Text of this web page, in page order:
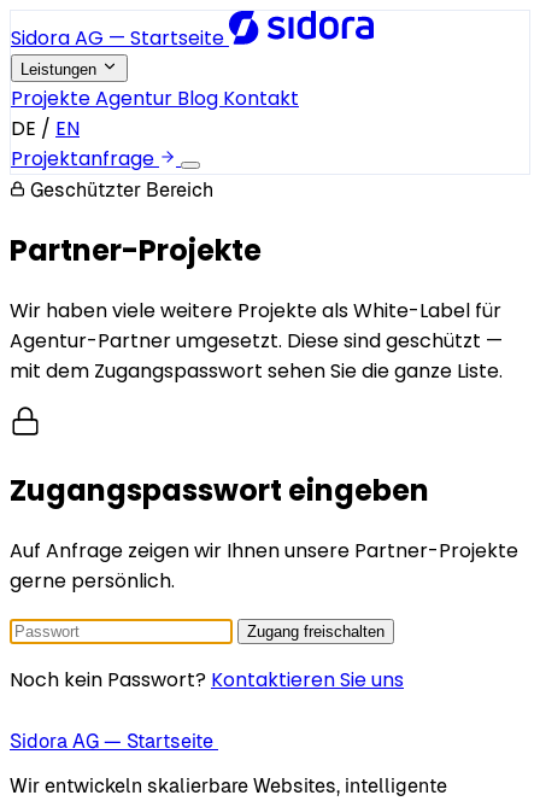
Sidora AG — Startseite
Leistungen
ProjekteAgentur Blog Kontakt
DE / EN
Projektanfrage
Geschützter Bereich
Partner-Projekte
Wir haben viele weitere Projekte als White-Label für
Agentur-Partner umgesetzt. Diese sind geschützt —
mit dem Zugangspasswort sehen Sie die ganze Liste.
Zugangspasswort eingeben
Auf Anfrage zeigen wir Ihnen unsere Partner-Projekte
gerne persönlich.
Zugang freischalten
Noch kein Passwort? Kontaktieren Sie uns
Sidora AG — Startseite
Wir entwickeln skalierbare Websites, intelligente